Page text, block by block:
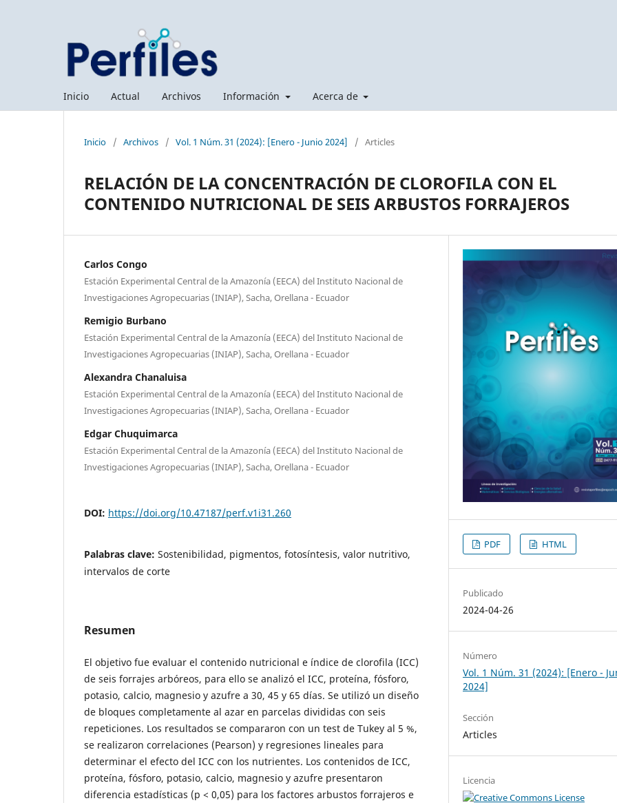
Inicio Actual Archivos Información Acerca de
Inicio / Archivos / Vol. 1 Núm. 31 (2024): [Enero - Junio 2024] / Articles
RELACIÓN DE LA CONCENTRACIÓN DE CLOROFILA CON EL
CONTENIDO NUTRICIONAL DE SEIS ARBUSTOS FORRAJEROS
Carlos Congo
Estación Experimental Central de la Amazonía (EECA) del Instituto Nacional de
Investigaciones Agropecuarias (INIAP), Sacha, Orellana - Ecuador
Remigio Burbano
Estación Experimental Central de la Amazonía (EECA) del Instituto Nacional de
Investigaciones Agropecuarias (INIAP), Sacha, Orellana - Ecuador
Alexandra Chanaluisa
Estación Experimental Central de la Amazonía (EECA) del Instituto Nacional de
Investigaciones Agropecuarias (INIAP), Sacha, Orellana - Ecuador
Edgar Chuquimarca
Estación Experimental Central de la Amazonía (EECA) del Instituto Nacional de
Investigaciones Agropecuarias (INIAP), Sacha, Orellana - Ecuador
DOI: https://doi.org/10.47187/perf.v1i31.260
Palabras clave: Sostenibilidad, pigmentos, fotosíntesis, valor nutritivo,
intervalos de corte
Resumen
El objetivo fue evaluar el contenido nutricional e índice de clorofila (ICC)
de seis forrajes arbóreos, para ello se analizó el ICC, proteína, fósforo,
potasio, calcio, magnesio y azufre a 30, 45 y 65 días. Se utilizó un diseño
de bloques completamente al azar en parcelas divididas con seis
repeticiones. Los resultados se compararon con un test de Tukey al 5 %,
se realizaron correlaciones (Pearson) y regresiones lineales para
determinar el efecto del ICC con los nutrientes. Los contenidos de ICC,
proteína, fósforo, potasio, calcio, magnesio y azufre presentaron
diferencia estadísticas (p < 0,05) para los factores arbustos forrajeros e
PDF HTML
Publicado
2024-04-26
Número
Vol. 1 Núm. 31 (2024): [Enero -
2024]
Sección
Articles
Licencia